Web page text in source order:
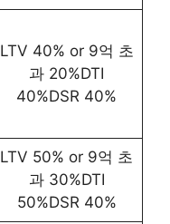
LTV 40% or 9억 초
과 20%DTI
40%DSR 40%
LTV 50% or 9억 초
과 30%DTI
50%DSR 40%